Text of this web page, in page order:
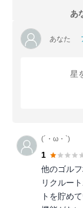
あ
あなた
星
(´・ω・`)
1
他のゴル
リクルー
トを貯め